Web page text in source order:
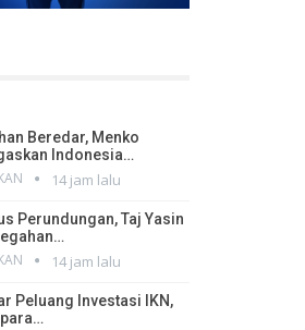
Beredar, Menko
Indonesia…
14 jam lalu
Perundungan, Taj Yasin
14 jam lalu
Peluang Investasi IKN,